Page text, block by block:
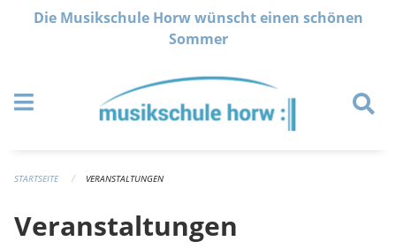
Navigation überspringen
Die Musikschule Horw wünscht einen schönen
Sommer
STARTSEITE VERANSTALTUNGEN
Veranstaltungen